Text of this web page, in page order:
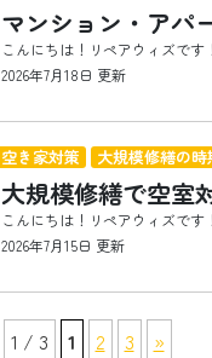
2026年7月18日 更新
2026年7月15日 更新
空き家対策
大規模修繕の時
大規模修繕の豆知識
1 / 3 1 2 3 »